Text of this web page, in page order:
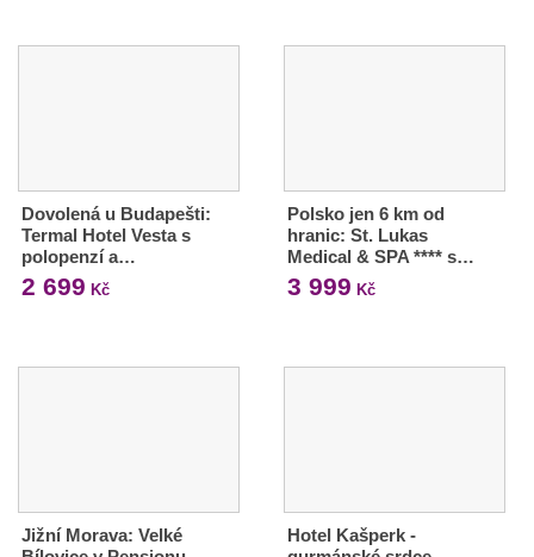
Dovolená u Budapešti:
Termal Hotel Vesta s
polopenzí a…
2 699 Kč
Polsko jen 6 km od
hranic: St. Lukas
Medical & SPA **** s…
3 999 Kč
Jižní Morava: Velké
Hotel Kašperk -